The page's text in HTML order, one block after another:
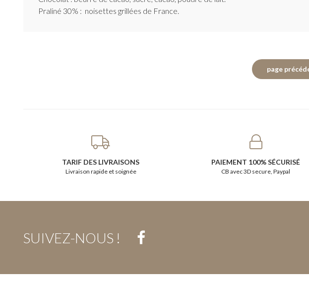
Praliné 30% : noisettes grillées de France.
TARIF DES LIVRAISONS
Livraison rapide et soignée
PAIEMENT 100% SÉCURISÉ
CB avec 3D secure, Paypal
SUIVEZ-NOUS !